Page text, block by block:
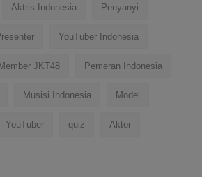
Aktris Indonesia Penyanyi
YouTuber Indonesia
Member JKT48 Pemeran Indonesia
Musisi Indonesia Model
YouTuber quiz Aktor